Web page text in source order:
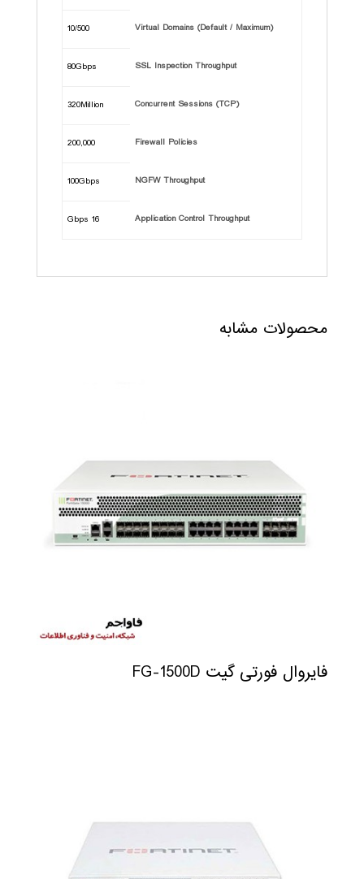
Virtual Domains (Default / Maximum)
10/500
SSL Inspection Throughput
80Gbps
Concurrent Sessions (TCP)
320Million
Firewall Policies
200,000
NGFW Throughput
100Gbps
Application Control Throughput
16 Gbps
محصولات مشابه
فایروال فورتی گیت FG-1500D